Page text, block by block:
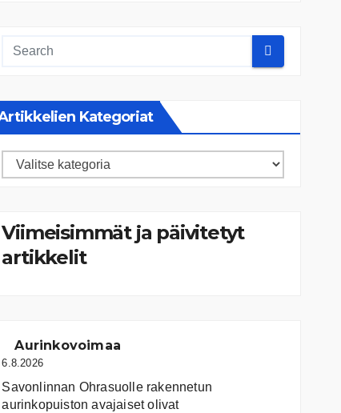
Kategoriat
Artikkelien
Viimeisimmät ja päivitetyt
artikkelit
Aurinkovoimaa
6.8.2026
Savonlinnan Ohrasuolle rakennetun
aurinkopuiston avajaiset olivat